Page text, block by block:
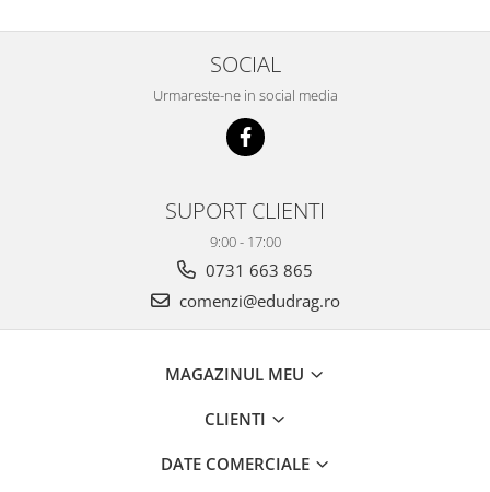
SOCIAL
Urmareste-ne in social media
SUPORT CLIENTI
9:00 - 17:00
0731 663 865
comenzi@edudrag.ro
MAGAZINUL MEU
CLIENTI
DATE COMERCIALE